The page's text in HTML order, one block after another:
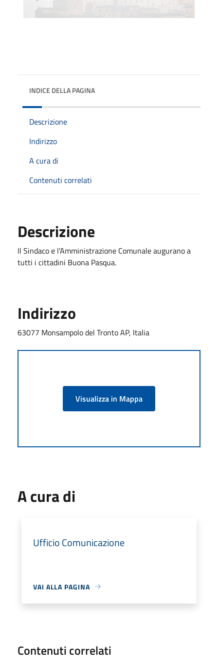
INDICE DELLA PAGINA
Descrizione
Indirizzo
A cura di
Contenuti correlati
Descrizione
Il Sindaco e l'Amministrazione Comunale augurano a
tutti i cittadini Buona Pasqua.
Indirizzo
63077 Monsampolo del Tronto AP, Italia
Visualizza in Mappa
A cura di
Ufficio Comunicazione
VAI ALLA PAGINA
Contenuti correlati